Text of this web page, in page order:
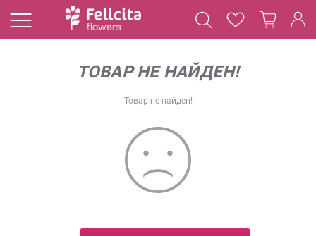
ТОВАР НЕ НАЙДЕН!
Товар не найден!